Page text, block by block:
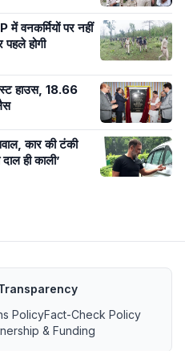
वनकर्मियों पर नहीं
पहले होगी
हाउस, 18.66
कार की टंकी
ही काली’
PolicyFact-Check Policy
& Funding